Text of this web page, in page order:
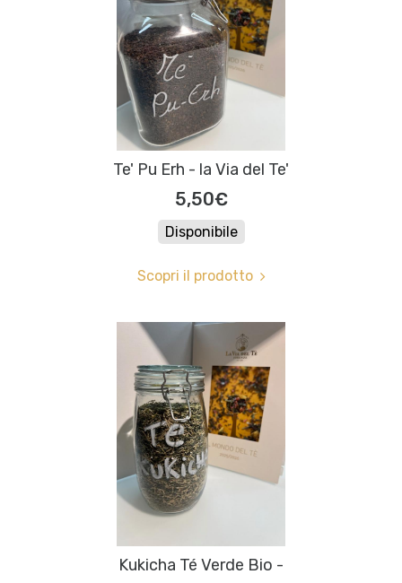
Te' Pu Erh - la Via del Te'
5,50€
Disponibile
Scopri il prodotto
Kukicha Té Verde Bio -